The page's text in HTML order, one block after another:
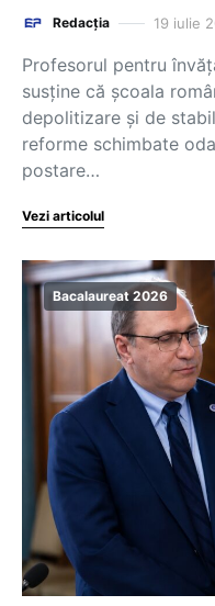
Redacția 19 iulie
Profesorul pentru
susține că școala
depolitizare și de
reforme schimbate
postare…
Vezi articolul
Bacalaureat 2026